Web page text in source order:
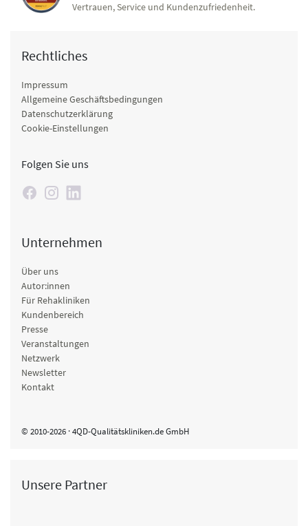
Vertrauen, Service und Kundenzufriedenheit.
Rechtliches
Impressum
Allgemeine Geschäftsbedingungen
Datenschutzerklärung
Cookie-Einstellungen
Folgen Sie uns
Unternehmen
Über uns
Autor:innen
Für Rehakliniken
Kundenbereich
Presse
Veranstaltungen
Netzwerk
Newsletter
Kontakt
© 2010-2026 · 4QD-Qualitätskliniken.de GmbH
Unsere Partner